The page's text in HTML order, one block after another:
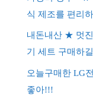
식 제조를 편리
내돈내산 ★ 멋
기 세트 구매하
오늘구매한 LG
좋아!!!